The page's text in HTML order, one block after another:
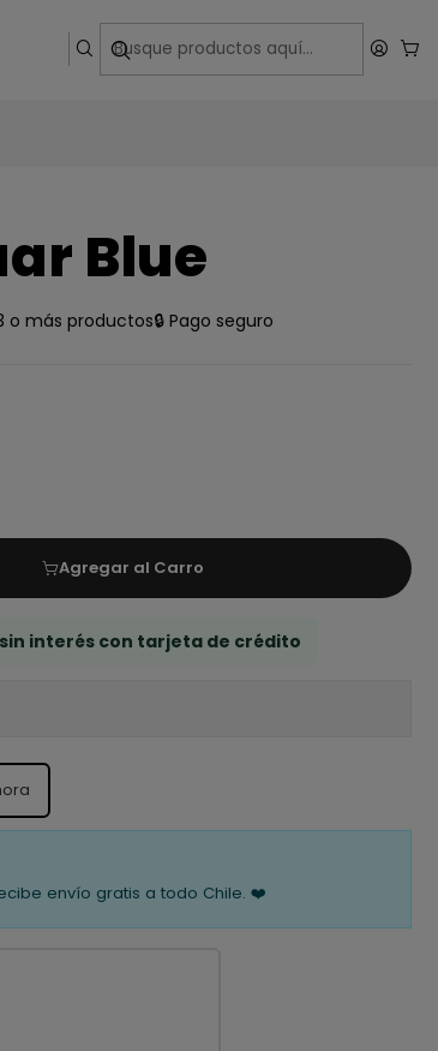
Blue
o más productos🔒 Pago seguro
Agregar al Carro
sin interés con tarjeta de crédito
envío gratis a todo Chile. ❤️